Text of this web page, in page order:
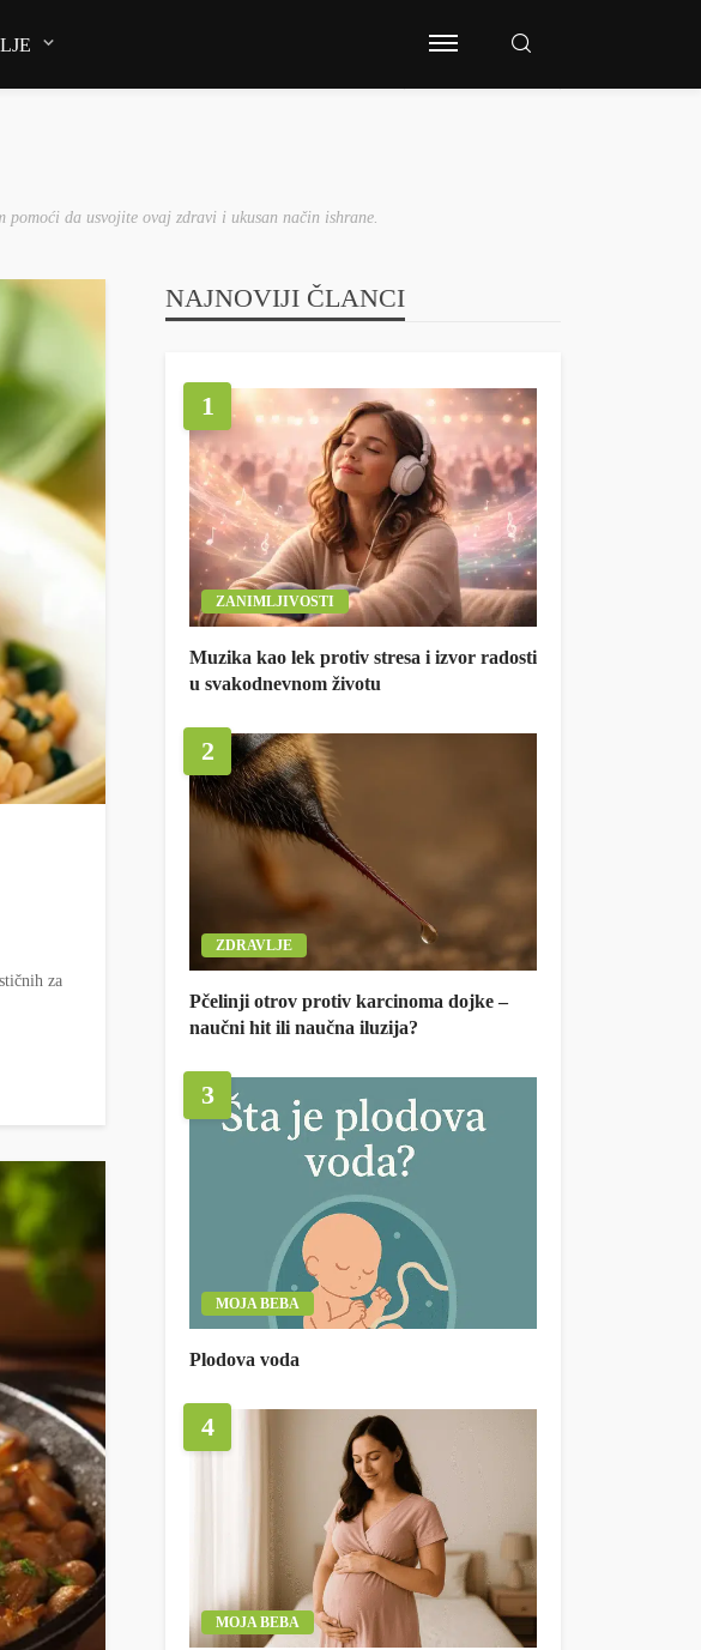
pomoći da usvojite ovaj zdravi i ukusan način ishrane.
za
NAJNOVIJI ČLANCI
1
ZANIMLJIVOSTI
Muzika kao lek protiv stresa i izvor radosti
u svakodnevnom životu
2
ZDRAVLJE
Pčelinji otrov protiv karcinoma dojke –
naučni hit ili naučna iluzija?
3
MOJA BEBA
Plodova voda
4
MOJA BEBA